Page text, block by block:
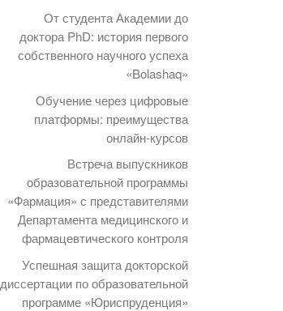
От студента Академии до
доктора PhD: история первого
собственного научного успеха
«Bolashaq»
Обучение через цифровые
платформы: преимущества
онлайн-курсов
Встреча выпускников
образовательной программы
«Фармация» с представителями
Департамента медицинского и
фармацевтического контроля
Успешная защита докторской
диссертации по образовательной
программе «Юриспруденция»